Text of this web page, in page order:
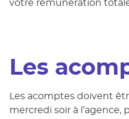
votre rémunération totale
Les
Les acomptes doivent
mercredi soir à l’agence,